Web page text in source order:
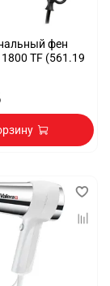
фен
TF (561.19